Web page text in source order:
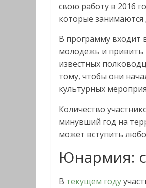
свою работу в 2016
которые
В программу входит
молодежь и привить
известных
тому, чтобы они
культурных
Количество
минувший год на
может вступить
Юнармия:
В текущем году